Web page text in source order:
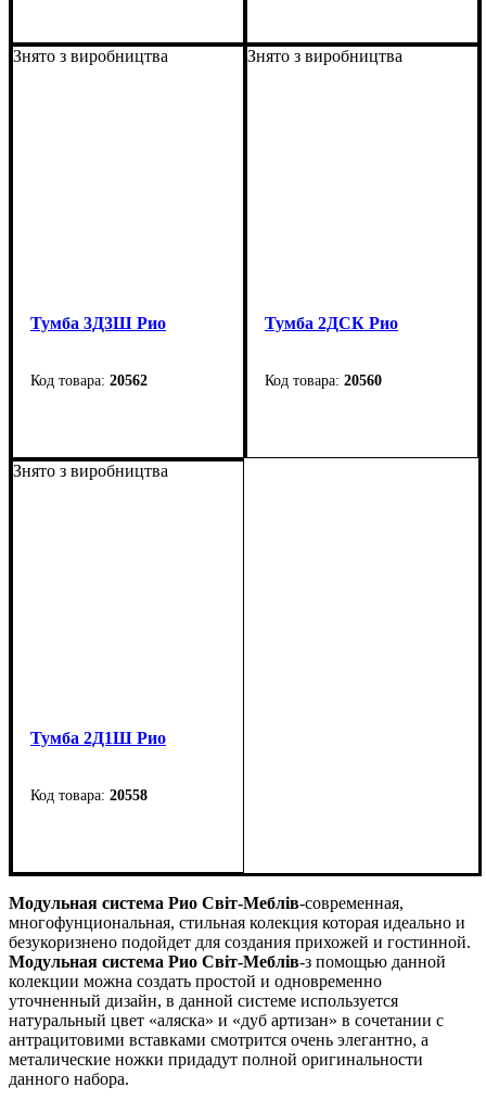
Высота: 57 см
Глубина: 40 см
Высота: 47 см
Глубина: 39,8 см
Знято з виробництва
Тумба 3Д3Ш Рио
20562
Высота: 92 см
Глубина: 40 см
Знято з виробництва
Тумба 2ДСК Рио
20560
Высота: 141 см
Знято з виробництва
Тумба 2Д1Ш Рио
20558
Высота: 92 см
Модульная система Рио Світ-Меблів-современная,
многофунциональная, стильная колекция которая идеально и
безукоризнено подойдет для создания прихожей и гостинной.
Модульная система Рио Світ-Меблів-з помощью данной
колекции можна создать простой и одновременно
уточненный дизайн, в данной системе используется
натуральный цвет «аляска» и «дуб артизан» в сочетании с
антрацитовими вставками смотрится очень элегантно, а
металические ножки придадут полной оригинальности
данного набора.